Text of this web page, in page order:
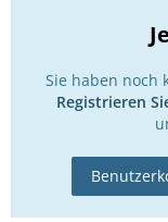
Sie haben noch
Registrieren